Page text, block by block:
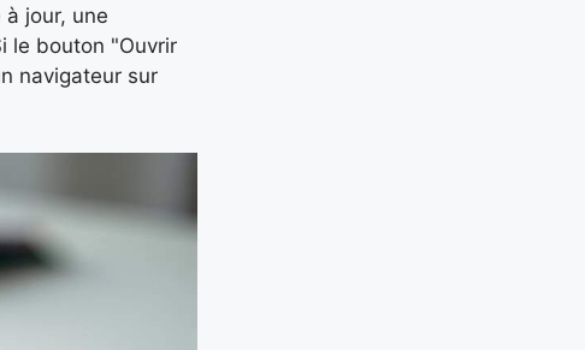
jour, une
le bouton "Ouvrir
navigateur sur